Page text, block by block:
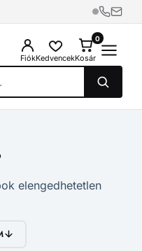
FiókKedvencekKosár
0
elengedhetetlen